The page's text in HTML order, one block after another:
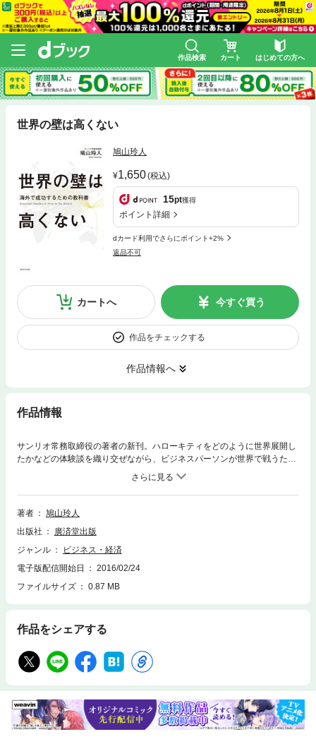
作品検索 カート はじめての方へ
世界の壁は高くない
鳩山玲人
1,650(税込)
15pt獲得
ポイント詳細
dカード利用でさらにポイント+2%
返品不可
カートへ 今すぐ買う
作品をチェックする
作品情報へ
作品情報
サンリオ常務取締役の著者の新刊。ハローキティをどのように世界展開し
たかなどの体験談を織り交ぜながら、ビジネスパーソンが世界で戦うため
のハウツーを語る。 サンリオで海外戦略を担当。会社の営業利益が入社５
年目で、約３倍となり、常務執行役となる。2015年、ハローキティをハリ
ウッドデビューさせるための、社内ベンチャーのCEOに就任。2015年8
月、米国経済誌により、「今まででもっとも成功したハーバード出身者31
著者
鳩山玲人
出版社
廣済堂出版
ジャンル
ビジネス・経済
電子版配信開始日
2016/02/24
ファイルサイズ
0.87 MB
作品をシェアする